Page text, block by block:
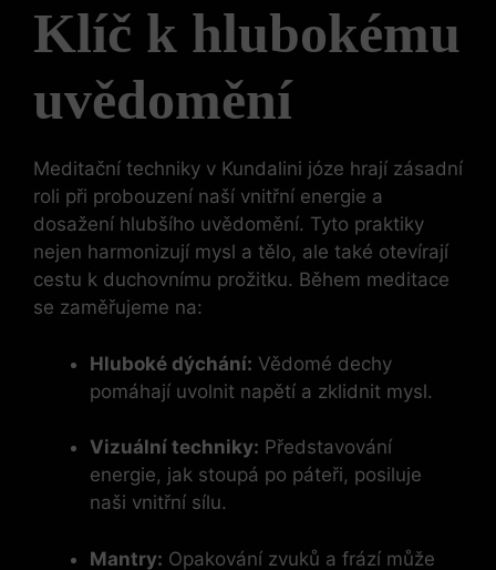
Klíč k hlubokému
uvědomění
Meditační techniky v Kundalini józe hrají zásadní
roli při probouzení naší vnitřní energie a
dosažení hlubšího uvědomění. Tyto praktiky
nejen harmonizují mysl a tělo, ale také otevírají
cestu k duchovnímu prožitku. Během meditace
se zaměřujeme na:
Hluboké dýchání: Vědomé dechy
pomáhají uvolnit napětí a zklidnit mysl.
Vizuální techniky: Představování
energie, jak stoupá po páteři, posiluje
naši vnitřní sílu.
Mantry: Opakování zvuků a frází může